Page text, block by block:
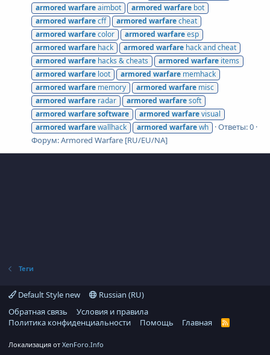
armored warfareaimbot armored warfare bot
armored warfarecff armored warfarecheat
armored warfarecolor armored warfareesp
armored warfare hack armored warfare hack and cheat
armored warfare hacks & cheats armored warfare items
armored warfare loot armored warfare memhack
armored warfare memory armored warfare misc
armored warfare radar armored warfaresoft
armored warfaresoftware armored warfarevisual
armored warfarewallhack armored warfarewh
Ответы: 0
Форум:Armored Warfare [RU/EU/NA]
Теги
Default Style new
Russian (RU)
Обратная связь
Условия и правила
Политика конфиденциальности
Помощь Главная
R
Локализация от XenForo.Info